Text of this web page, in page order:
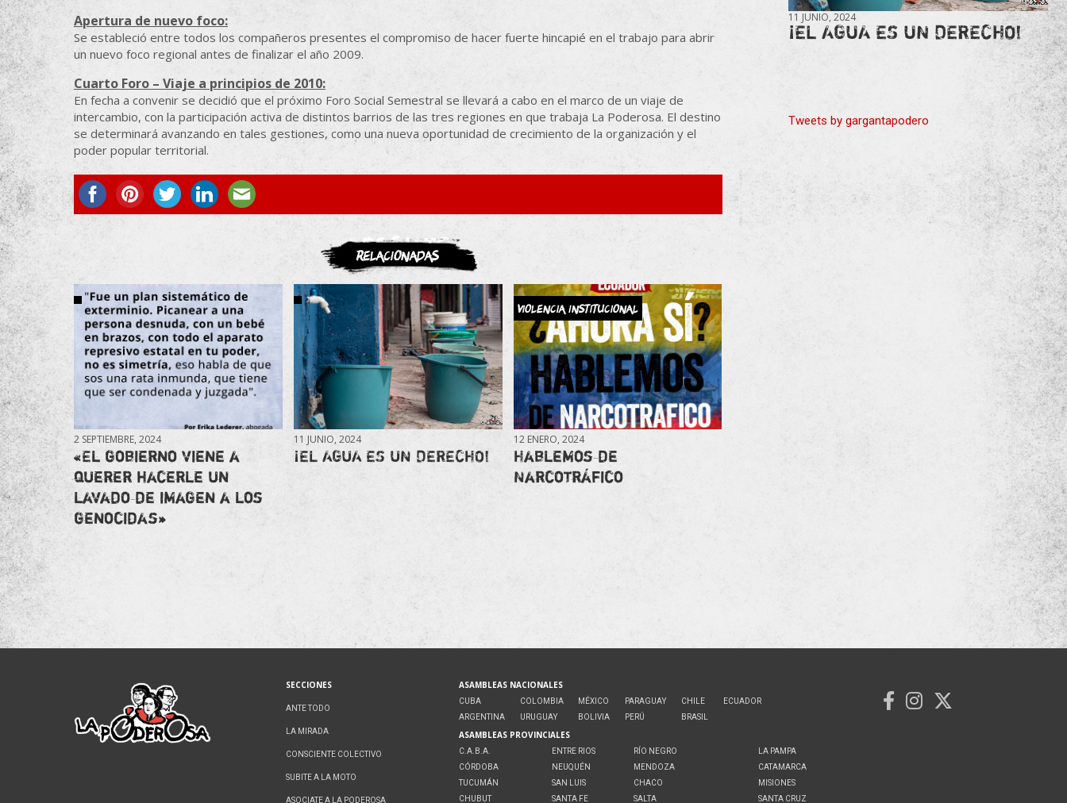
Apertura de nuevo foco:
Se estableció entre todos los compañeros presentes el compromiso de hacer fuerte hincapié en el trabajo para abrir
un nuevo foco regional antes de finalizar el año 2009.
Cuarto Foro – Viaje a principios de 2010:
En fecha a convenir se decidió que el próximo Foro Social Semestral se llevará a cabo en el marco de un viaje de
intercambio, con la participación activa de distintos barrios de las tres regiones en que trabaja La Poderosa. El destino
se determinará avanzando en tales gestiones, como una nueva oportunidad de crecimiento de la organización y el
poder popular territorial.
ASOCIATE
Relacionadas
2 SEPTIEMBRE, 2024
«El gobierno viene a
querer hacerle un
lavado de imagen a los
genocidas»
11 JUNIO, 2024
¡EL AGUA ES UN DERECHO!
Violencia Institucional
12 ENERO, 2024
Hablemos de
Narcotráfico
11 JUNIO, 2024
¡EL AGUA ES UN DERECHO!
Tweets by gargantapodero
SECCIONES
ANTE TODO
LA MIRADA
CONSCIENTE COLECTIVO
SUBITE A LA MOTO
ASOCIATE A LA PODEROSA
ASAMBLEAS NACIONALES
CUBA
ARGENTINA
COLOMBIA
URUGUAY
MÉXICO
BOLIVIA
PARAGUAY
PERÚ
CHILE
BRASIL
ECUADOR
ASAMBLEAS PROVINCIALES
C.A.B.A.
CÓRDOBA
TUCUMÁN
CHUBUT
ENTRE RIOS
NEUQUÉN
SAN LUIS
SANTA FE
RÍO NEGRO
MENDOZA
CHACO
SALTA
LA PAMPA
CATAMARCA
MISIONES
SANTA CRUZ